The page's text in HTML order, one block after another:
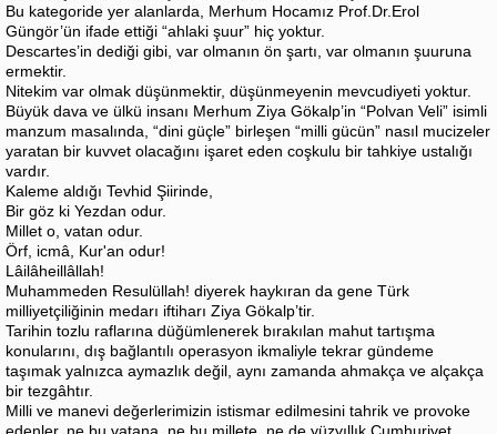
Bu kategoride yer alanlarda, Merhum Hocamız Prof.Dr.Erol
Güngör’ün ifade ettiği “ahlaki şuur” hiç yoktur.
Descartes’in dediği gibi, var olmanın ön şartı, var olmanın şuuruna
ermektir.
Nitekim var olmak düşünmektir, düşünmeyenin mevcudiyeti yoktur.
Büyük dava ve ülkü insanı Merhum Ziya Gökalp’in “Polvan Veli” isimli
manzum masalında, “dini güçle” birleşen “milli gücün” nasıl mucizeler
yaratan bir kuvvet olacağını işaret eden coşkulu bir tahkiye ustalığı
vardır.
Kaleme aldığı Tevhid Şiirinde,
Bir göz ki Yezdan odur.
Millet o, vatan odur.
Örf, icmâ, Kur'an odur!
Lâilâheillâllah!
Muhammeden Resulüllah! diyerek haykıran da gene Türk
milliyetçiliğinin medarı iftiharı Ziya Gökalp’tir.
Tarihin tozlu raflarına düğümlenerek bırakılan mahut tartışma
konularını, dış bağlantılı operasyon ikmaliyle tekrar gündeme
taşımak yalnızca aymazlık değil, aynı zamanda ahmakça ve alçakça
bir tezgâhtır.
Milli ve manevi değerlerimizin istismar edilmesini tahrik ve provoke
edenler, ne bu vatana, ne bu millete, ne de yüzyıllık Cumhuriyet